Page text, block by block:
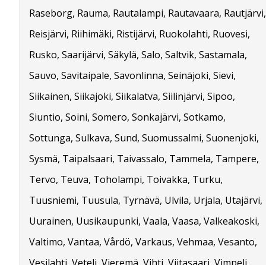
Raseborg, Rauma, Rautalampi, Rautavaara, Rautjärvi,
Reisjärvi, Riihimäki, Ristijärvi, Ruokolahti, Ruovesi,
Rusko, Saarijärvi, Säkylä, Salo, Saltvik, Sastamala,
Sauvo, Savitaipale, Savonlinna, Seinäjoki, Sievi,
Siikainen, Siikajoki, Siikalatva, Siilinjärvi, Sipoo,
Siuntio, Soini, Somero, Sonkajärvi, Sotkamo,
Sottunga, Sulkava, Sund, Suomussalmi, Suonenjoki,
Sysmä, Taipalsaari, Taivassalo, Tammela, Tampere,
Tervo, Teuva, Toholampi, Toivakka, Turku,
Tuusniemi, Tuusula, Tyrnävä, Ulvila, Urjala, Utajärvi,
Uurainen, Uusikaupunki, Vaala, Vaasa, Valkeakoski,
Valtimo, Vantaa, Vårdö, Varkaus, Vehmaa, Vesanto,